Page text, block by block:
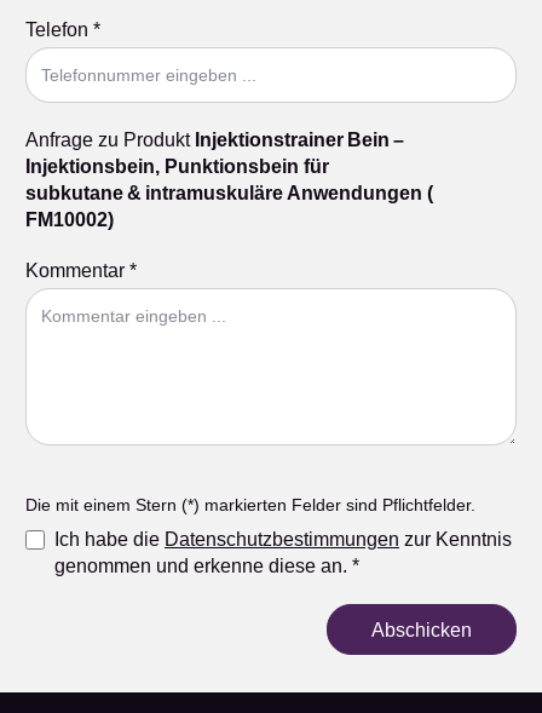
Telefon *
Anfrage zu Produkt Injektionstrainer Bein –
Injektionsbein, Punktionsbein für
subkutane & intramuskuläre Anwendungen (
FM10002)
Kommentar *
Die mit einem Stern (*) markierten Felder sind Pflichtfelder.
Ich habe die Datenschutzbestimmungen zur Kenntnis
genommen und erkenne diese an. *
Abschicken